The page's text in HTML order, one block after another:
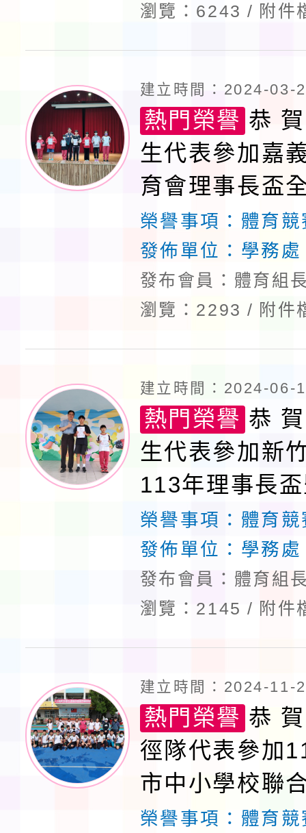
瀏覽：6243
附件
建立時間：2024-03-
熱門榮譽 恭
生代表參加嘉
育會理事長盃
標賽榮獲佳績
榮譽事項： 體育競
發佈單位： 學務處
發布會員：體育組
瀏覽：2293
附件
建立時間：2024-06-
熱門榮譽 恭
生代表參加新
113年理事長
拳道邀請賽榮
榮譽事項： 體育競
發佈單位： 學務處
發布會員：體育組
瀏覽：2145
附件
建立時間：2024-11-
熱門榮譽 恭
徑隊代表參加
市中小學校聯
鎮區選拔賽榮
榮譽事項： 體育競